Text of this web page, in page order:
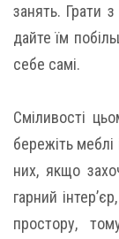
занять. Грати
дайте їм
себе самі.
Сміливості
бережіть
них, якщо
гарний
простору,